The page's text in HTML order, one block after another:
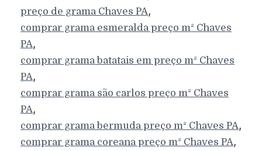
preço de grama Chaves PA,
comprar grama esmeralda preço m² Chaves
PA,
comprar grama batatais em preço m² Chaves
PA,
comprar grama são carlos preço m² Chaves
PA,
comprar grama bermuda preço m² Chaves PA,
comprar grama coreana preço m² Chaves PA,